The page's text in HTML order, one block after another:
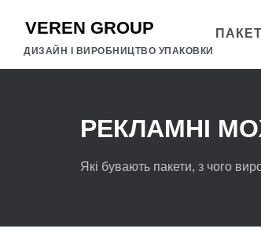
ДИЗАЙН І ВИРОБНИЦТВО УПАКОВКИ
РЕКЛАМНІ
Які бувають пакети, з чого